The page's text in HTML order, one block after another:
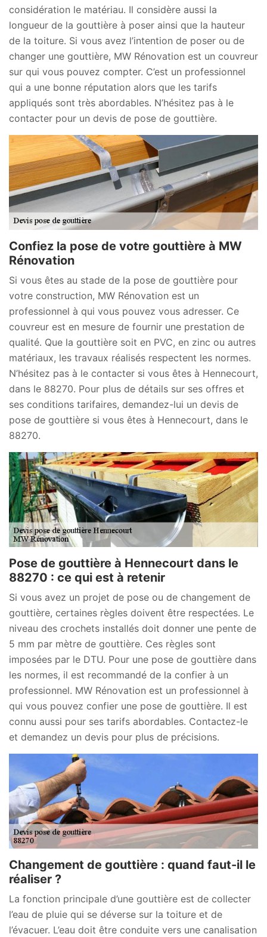
considération le matériau. Il considère aussi la
longueur de la gouttière à poser ainsi que la hauteur
de la toiture. Si vous avez l’intention de poser ou de
changer une gouttière, MW Rénovation est un couvreur
sur qui vous pouvez compter. C’est un professionnel
qui a une bonne réputation alors que les tarifs
appliqués sont très abordables. N’hésitez pas à le
contacter pour un devis de pose de gouttière.
Confiez la pose de votre gouttière à MW
Rénovation
Si vous êtes au stade de la pose de gouttière pour
votre construction, MW Rénovation est un
professionnel à qui vous pouvez vous adresser. Ce
couvreur est en mesure de fournir une prestation de
qualité. Que la gouttière soit en PVC, en zinc ou autres
matériaux, les travaux réalisés respectent les normes.
N’hésitez pas à le contacter si vous êtes à Hennecourt,
dans le 88270. Pour plus de détails sur ses offres et
ses conditions tarifaires, demandez-lui un devis de
pose de gouttière si vous êtes à Hennecourt, dans le
88270.
Pose de gouttière à Hennecourt dans le
88270 : ce qui est à retenir
Si vous avez un projet de pose ou de changement de
gouttière, certaines règles doivent être respectées. Le
niveau des crochets installés doit donner une pente de
5 mm par mètre de gouttière. Ces règles sont
imposées par le DTU. Pour une pose de gouttière dans
les normes, il est recommandé de la confier à un
professionnel. MW Rénovation est un professionnel à
qui vous pouvez confier une pose de gouttière. Il est
connu aussi pour ses tarifs abordables. Contactez-le
et demandez un devis pour plus de précisions.
Changement de gouttière : quand faut-il le
réaliser ?
La fonction principale d’une gouttière est de collecter
l’eau de pluie qui se déverse sur la toiture et de
l’évacuer. L’eau doit être conduite vers une canalisation